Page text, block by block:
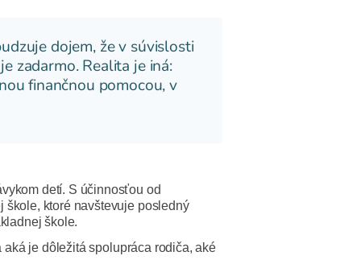
dojem, že v súvislosti
zadarmo. Realita je iná:
finančnou pomocou, v
detí. S účinnosťou od
škole, ktoré navštevuje posledný
škole.
je dôležitá spolupráca rodiča, aké